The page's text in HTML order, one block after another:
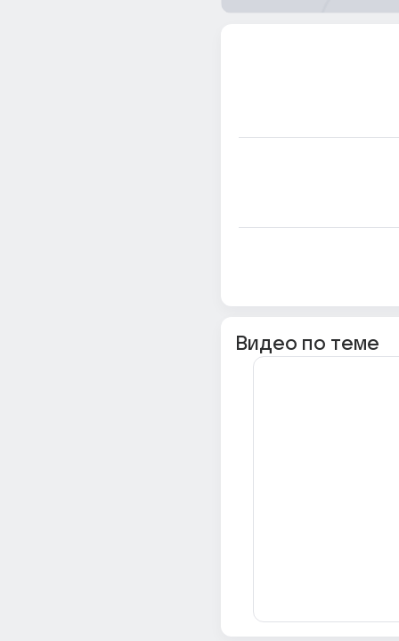
Видео по теме